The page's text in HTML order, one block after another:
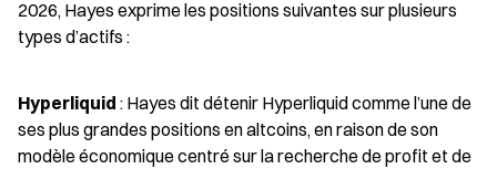
2026, Hayes exprime les positions suivantes sur plusieurs
types d’actifs :
Hyperliquid : Hayes dit détenir Hyperliquid comme l’une de
ses plus grandes positions en altcoins, en raison de son
modèle économique centré sur la recherche de profit et de